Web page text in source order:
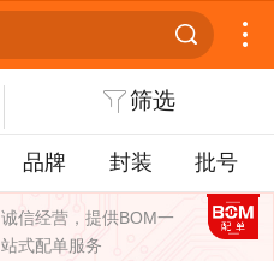
筛选
品牌 封装 批号
诚信经营，提供BOM一
站式配单服务